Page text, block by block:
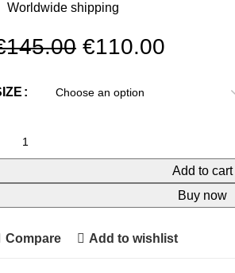
Worldwide shipping
145.00 Original
was:
€110.00
Add to cart
Buy now
Compare Add to wishlist